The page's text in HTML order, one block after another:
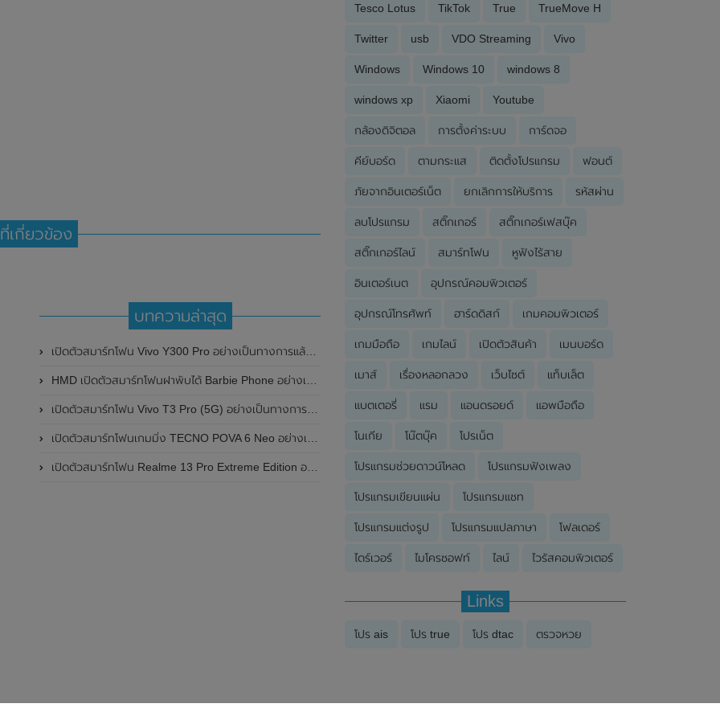
เกี่ยวข้อง
บทความล่าสุด
เปิดตัวสมาร์ทโฟน Vivo Y300 Pro อย่างเป็นทางการแล้วในประเทศจีน มาพร้อมดีไซน์พรีเมี่ยม ทนทาน และแบตเตอรี่สุดอึดขนาดใหญ่ 6,500mAh พร้อมรองรับการชาร์จไว 80W
HMD เปิดตัวสมาร์ทโฟนฝาพับได้ Barbie Phone อย่างเป็นทางการแล้ว มาพร้อมธีมสีชมพูสดใส
เปิดตัวสมาร์ทโฟน Vivo T3 Pro (5G) อย่างเป็นทางการแล้วในประเทศอินเดีย
เปิดตัวสมาร์ทโฟนเกมมิ่ง TECNO POVA 6 Neo อย่างเป็นทางการแล้วในประเทศไทย ในราคา 8,499 บาท
เปิดตัวสมาร์ทโฟน Realme 13 Pro Extreme Edition อย่างเป็นทางการแล้วในประเทศจีน
Tesco Lotus TikTok True TrueMove H
Twitter usb VDO Streaming Vivo
Windows Windows 10 windows 8
windows xp Xiaomi Youtube
กล้องดิจิตอล การตั้งค่าระบบ การ์ดจอ
คีย์บอร์ด ตามกระแส ติดตั้งโปรแกรม ฟอนต์
ภัยจากอินเตอร์เน็ต ยกเลิกการให้บริการ รหัสผ่าน
ลบโปรแกรม สติ๊กเกอร์ สติ๊กเกอร์เฟสบุ๊ค
สติ๊กเกอร์ไลน์ สมาร์ทโฟน หูฟังไร้สาย
อินเตอร์เนต อุปกรณ์คอมพิวเตอร์
อุปกรณ์โทรศัพท์ ฮาร์ดดิสก์ เกมคอมพิวเตอร์
เกมมือถือ เกมไลน์ เปิดตัวสินค้า เมนบอร์ด
เมาส์ เรื่องหลอกลวง เว็บไซต์ แท็บเล็ต
แบตเตอรี่ แรม แอนดรอยด์ แอพมือถือ
โนเกีย โน๊ตบุ๊ค โปรเน็ต
โปรแกรมช่วยดาวน์โหลด โปรแกรมฟังเพลง
โปรแกรมเขียนแผ่น โปรแกรมแชท
โปรแกรมแต่งรูป โปรแกรมแปลภาษา โฟลเดอร์
ไดร์เวอร์ ไมโครซอฟท์ ไลน์ ไวรัสคอมพิวเตอร์
Links
โปร ais โปร true โปร dtac ตรวจหวย